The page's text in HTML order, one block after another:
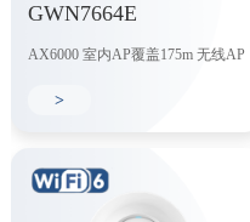
GWN7664E
AX6000 室内AP覆盖175m 无线AP
>